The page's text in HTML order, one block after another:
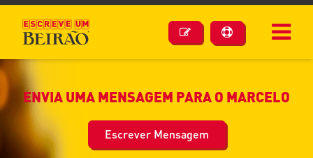
ENVIA UMA MENSAGEM PARA O MARCELO
Escrever Mensagem